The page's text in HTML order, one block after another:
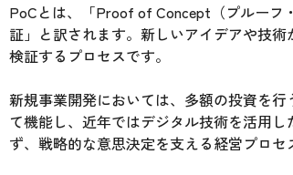
PoCとは、「Proof of Concept（プルーフ
証」と訳されます。新しいアイデアや技
検証するプロセスです。
新規事業開発においては、多額の投資を
て機能し、近年ではデジタル技術を活用
ず、戦略的な意思決定を支える経営プロセ